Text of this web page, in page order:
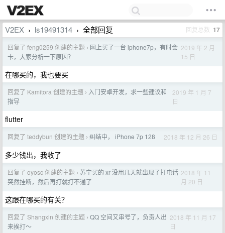
V2EX › ls19491314 › 全部回复 回复总数 17
回复了 feng0259 创建的主题 › 网上买了一台 iphone7p，有时会
卡，大家分析一下原因？
2019 年 2 月
15 日
在哪买的，我也要买
回复了 Kamitora 创建的主题 › 入门安卓开发，求一些建议和
指导
2019 年 1 月 7
日
flutter
回复了 teddybun 创建的主题 › 纠结中， iPhone 7p 128 2018 年 12 月 26 日
多少钱出，我收了
回复了 oyosc 创建的主题 › 苏宁买的 xr 没用几天就出现了打电话
突然挂断，然后再打就打不通了
2018 年 11
月 20 日
这跟在哪买的有关？
回复了 Shangxin 创建的主题 › QQ 空间又串号了，负责人出
来挨打～
2018 年 11 月 17
日